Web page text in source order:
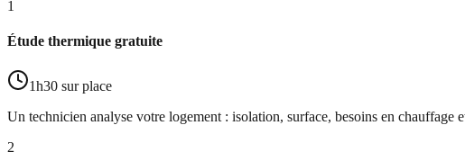
1
Étude thermique gratuite
1h30 sur place
Un technicien analyse votre logement : isolation, surface, besoins en chauffage
2